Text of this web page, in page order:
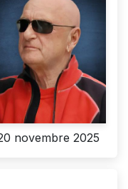
novembre 2025